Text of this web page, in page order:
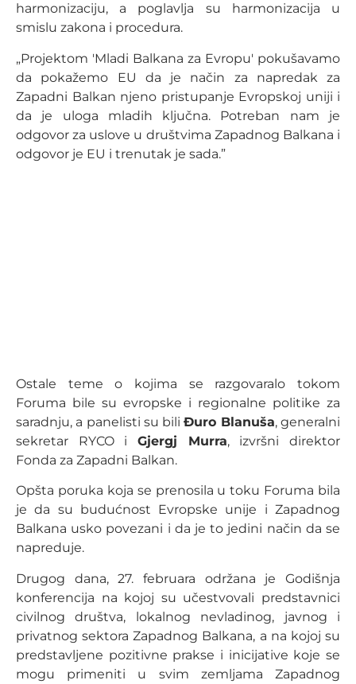
harmonizaciju, a poglavlja su harmonizacija u
smislu zakona i procedura.
„Projektom 'Mladi Balkana za Evropu' pokušavamo
da pokažemo EU da je način za napredak za
Zapadni Balkan njeno pristupanje Evropskoj uniji i
da je uloga mladih ključna. Potreban nam je
odgovor za uslove u društvima Zapadnog Balkana i
odgovor je EU i trenutak je sada.”
Ostale teme o kojima se razgovaralo tokom
Foruma bile su evropske i regionalne politike za
saradnju, a panelisti su biliĐuro Blanuša, generalni
sekretar RYCO i Gjergj Murra, izvršni direktor
Fonda za Zapadni Balkan.
Opšta poruka koja se prenosila u toku Foruma bila
je da su budućnost Evropske unije i Zapadnog
Balkana usko povezani i da je to jedini način da se
napreduje.
Drugog dana, 27. februara održana je Godišnja
konferencija na kojoj su učestvovali predstavnici
civilnog društva, lokalnog nevladinog, javnog i
privatnog sektora Zapadnog Balkana, a na kojoj su
predstavljene pozitivne prakse i inicijative koje se
mogu primeniti u svim zemljama Zapadnog